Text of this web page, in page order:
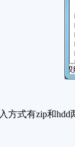
式有zip和hdd